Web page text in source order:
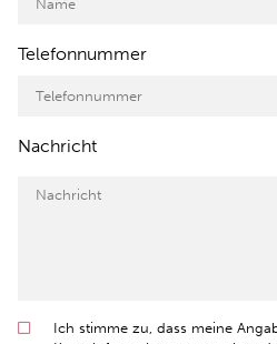
Telefonnummer
Nachricht
Ich stimme zu, dass meine